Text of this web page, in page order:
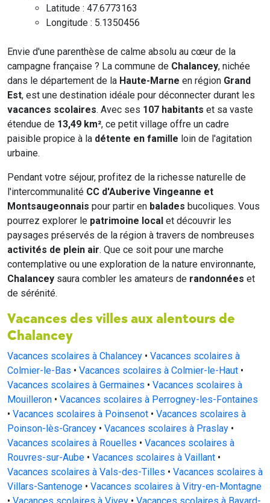
Latitude : 47.6773163
Longitude : 5.1350456
Envie d'une parenthèse de calme absolu au cœur de la
campagne française ? La commune de Chalancey, nichée
dans le département de la Haute-Marne en région Grand
Est, est une destination idéale pour déconnecter durant les
vacances scolaires. Avec ses 107 habitants et sa vaste
étendue de 13,49 km², ce petit village offre un cadre
paisible propice à la détente en famille loin de l'agitation
urbaine.
Pendant votre séjour, profitez de la richesse naturelle de
l'intercommunalité CC d'Auberive Vingeanne et
Montsaugeonnais pour partir en balades bucoliques. Vous
pourrez explorer le patrimoine local et découvrir les
paysages préservés de la région à travers de nombreuses
activités de plein air. Que ce soit pour une marche
contemplative ou une exploration de la nature environnante,
Chalancey saura combler les amateurs de randonnées et
de sérénité.
Vacances des villes aux alentours de
Chalancey
Vacances scolaires à Chalancey • Vacances scolaires à
Colmier-le-Bas • Vacances scolaires à Colmier-le-Haut •
Vacances scolaires à Germaines • Vacances scolaires à
Mouilleron • Vacances scolaires à Perrogney-les-Fontaines
• Vacances scolaires à Poinsenot • Vacances scolaires à
Poinson-lès-Grancey • Vacances scolaires à Praslay •
Vacances scolaires à Rouelles • Vacances scolaires à
Rouvres-sur-Aube • Vacances scolaires à Vaillant •
Vacances scolaires à Vals-des-Tilles • Vacances scolaires à
Villars-Santenoge • Vacances scolaires à Vitry-en-Montagne